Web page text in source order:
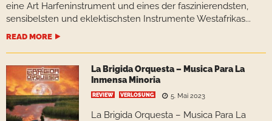
eine Art Harfeninstrument und eines der faszinierendsten,
sensibelsten und eklektischsten Instrumente Westafrikas...
READ MORE
La Brigida Orquesta – Musica Para La
Inmensa Minoria
REVIEW VERLOSUNG 5. Mai 2023
La Brigida Orquesta – Musica Para La